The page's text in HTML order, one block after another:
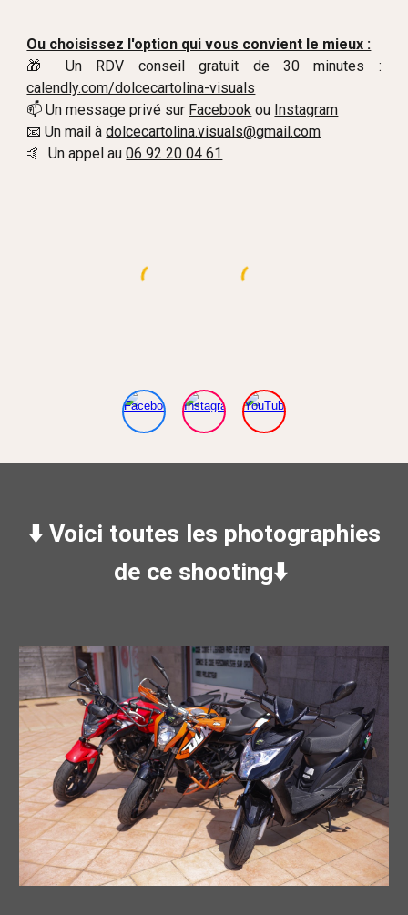
Ou choisissez l'option qui vous convient le mieux :
🎁 Un RDV conseil gratuit de 30 minutes :
calendly.com/dolcecartolina-visuals
📫 Un message privé sur Facebook ou Instagram
📧 Un mail àdolcecartolina.visuals@gmail.com
🤙 Un appel au06 92 20 04 61
⬇️Voici toutes les photographies
de ce shooting⬇️